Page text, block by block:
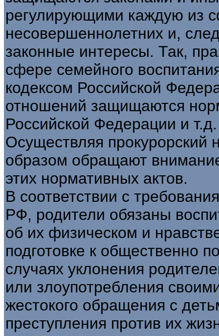
регулирующими каждую из
несовершеннолетних и,
законные интересы. Так,
сфере семейного
кодексом Российской
отношений защищаются
Российской Федерации и т.д.
Осуществляя прокурорский
образом обращают
этих нормативных актов.
В соответствии с
РФ, родители обязаны
об их физическом и
подготовке к общественно
случаях уклонения
или злоупотребления
жестокого обращения с
преступления против их